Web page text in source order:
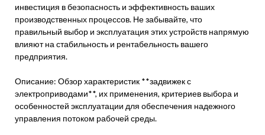
инвестиция в безопасность и эффективность ваших
производственных процессов. Не забывайте, что
правильный выбор и эксплуатация этих устройств напрямую
влияют на стабильность и рентабельность вашего
предприятия.
Описание: Обзор характеристик **задвижек с
электроприводами**, их применения, критериев выбора и
особенностей эксплуатации для обеспечения надежного
управления потоком рабочей среды.